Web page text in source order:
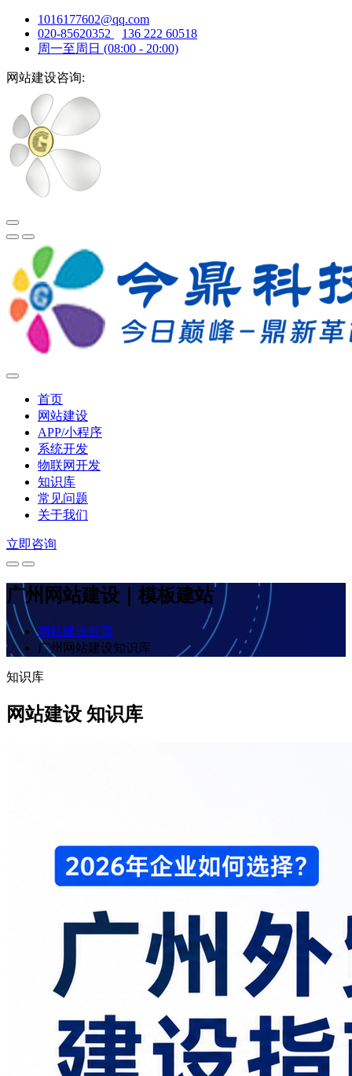
1016177602@qq.com
020-85620352
136 222 60518
周一至周日 (08:00 - 20:00)
网站建设咨询:
首页
网站建设
APP/小程序
系统开发
物联网开发
知识库
常见问题
关于我们
立即咨询
广州网站建设｜模板建站
网站建设首页
广州网站建设知识库
知识库
网站建设 知识库